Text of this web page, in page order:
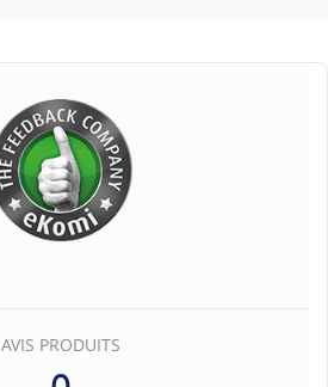
AVIS PRODUITS